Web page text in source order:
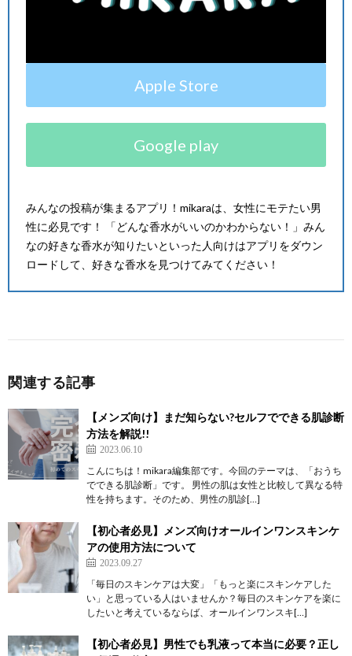
Apple Store
Google play
みんなの投稿が集まるアプリ！ mikaraは、女性にモテたい男
性に必見です！ 「どんな香水がいいのかわからない！」みん
なの好きな香水が知りたいといった人向けはアプリをダウン
ロードして、好きな香水を見つけてみてください！
関連する記事
【メンズ向け】まだ知らない?セルフでできる肌診断
方法を解説!!
2023.06.10
こんにちは！mikara編集部です。今回のテーマは、「おうち
でできる肌診断」です。 男性の肌は女性と比較して異なる特
性を持ちます。そのため、男性の肌診[…]
【初心者必見】メンズ向けオールインワンスキンケ
アの使用方法について
2023.09.27
「毎日のスキンケアは大変」「もっと楽にスキンケアした
い」と思っている人はいませんか？毎日のスキンケアを楽に
したいと考えているならば、オールインワンスキ[…]
【初心者必見】男性でも乳液って本当に必要？正し